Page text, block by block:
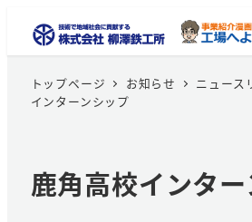
トップページ お知らせ ニュース
インターンシップ
鹿角高校インタ